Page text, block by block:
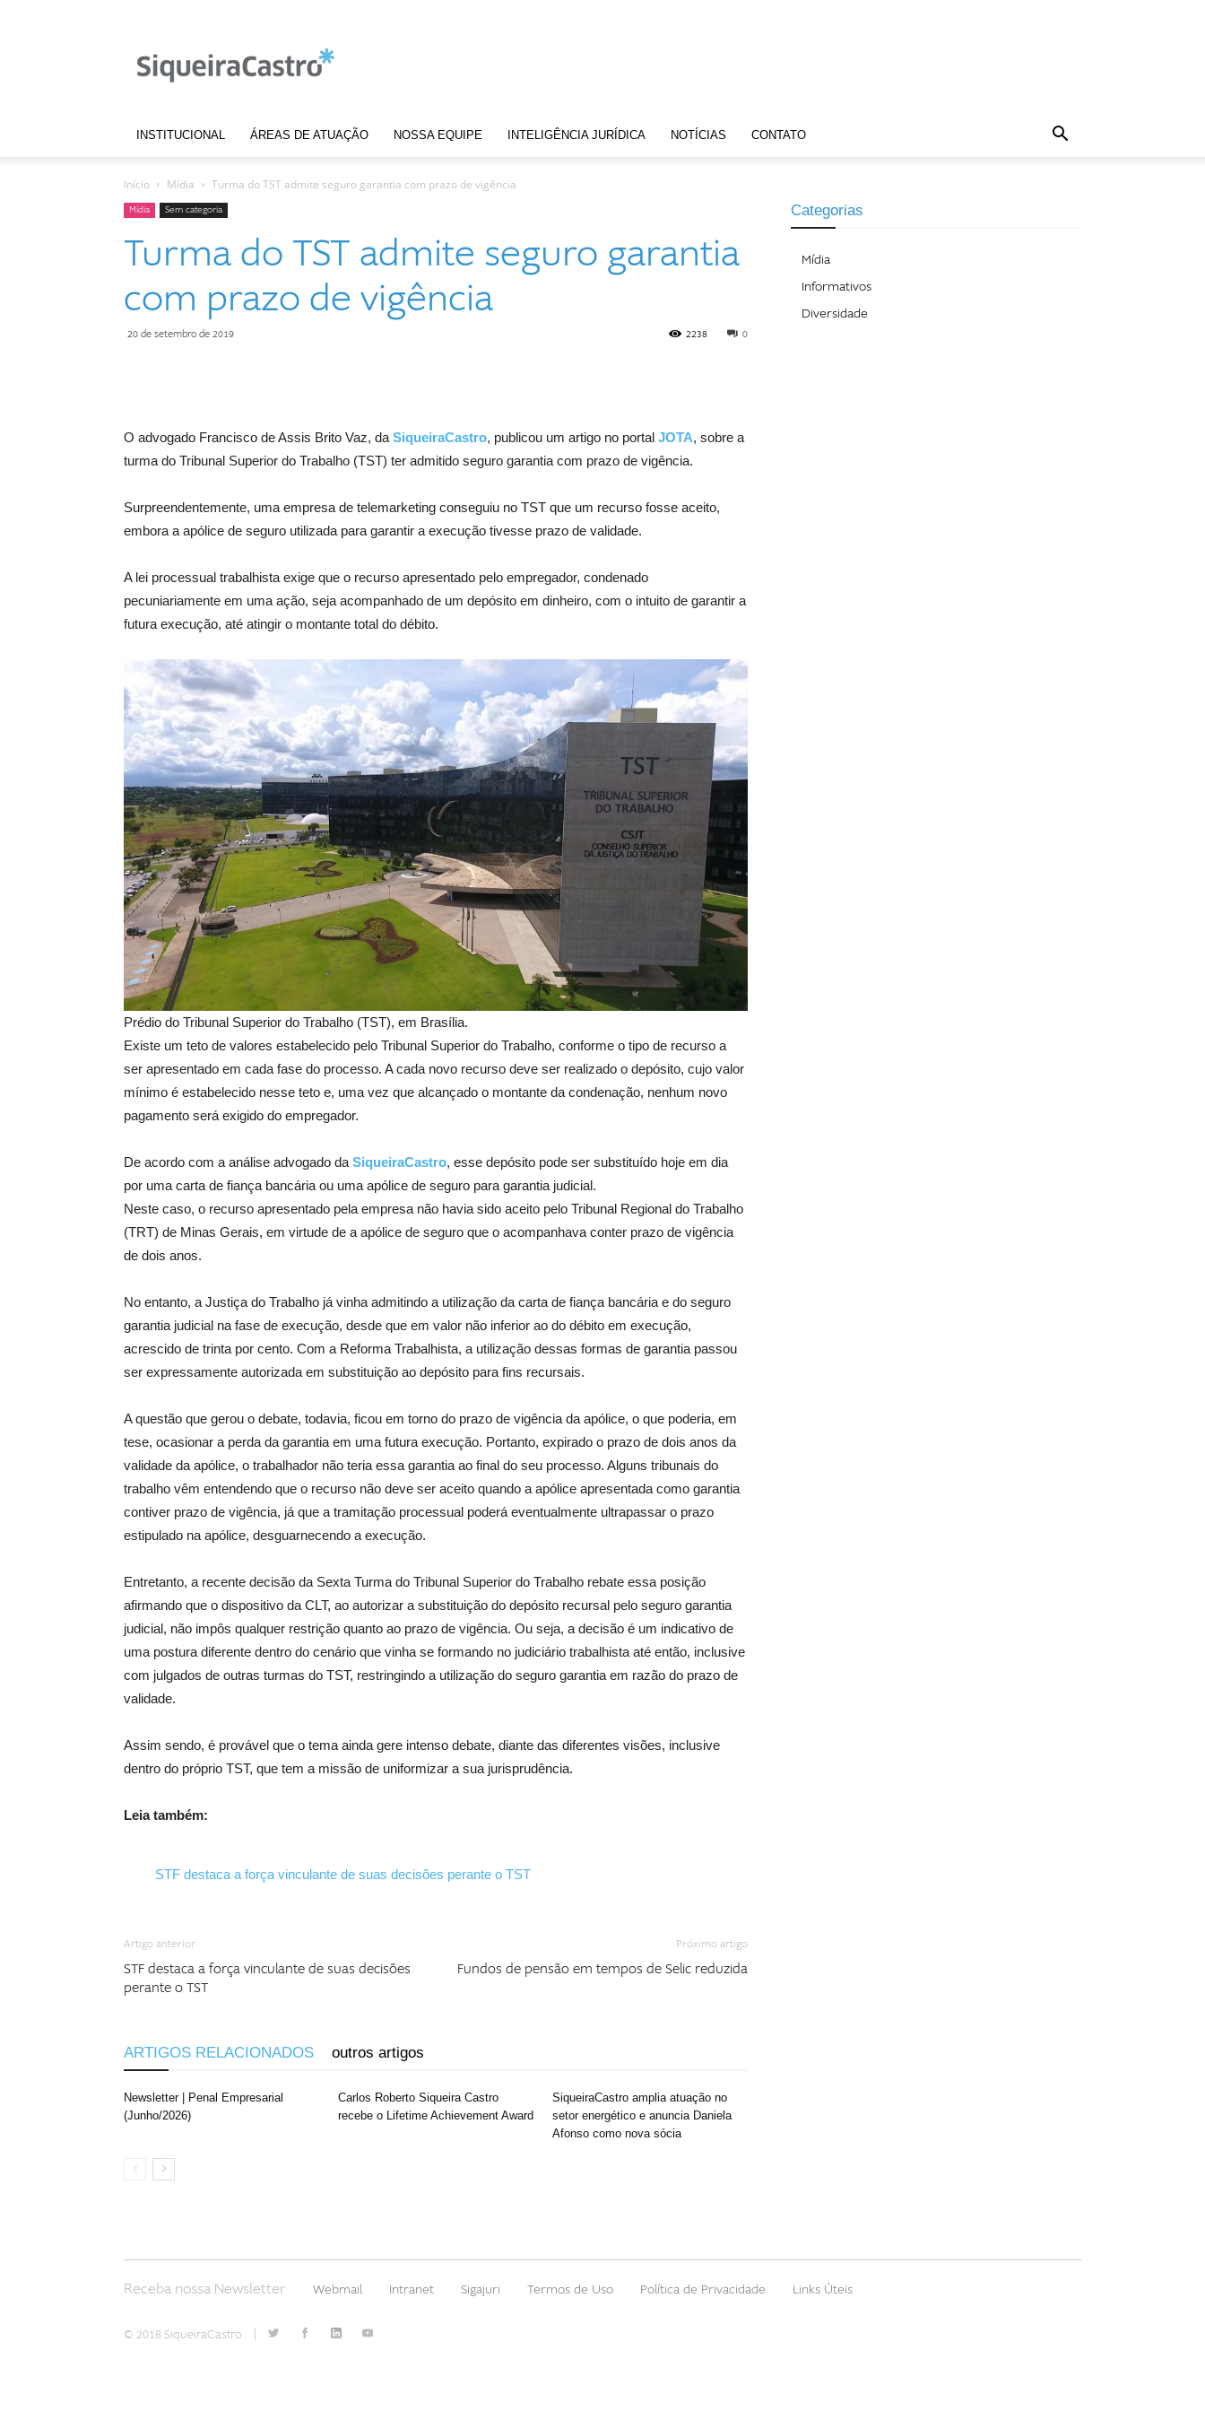
Siqueira
INSTITUCIONAL ÁREAS DE ATUAÇÃO NOSSA EQUIPE INTELIGÊNCIA JURÍDICA NOTÍCIAS CONTATO
Início Mídia Turma do TST admite seguro garantia com prazo de vigência
Mídia Sem categoria
Turma do TST admite seguro garantia
com prazo de vigência
20 de setembro de 2019 0
2238
O advogado Francisco de Assis Brito Vaz, da SiqueiraCastro, publicou um artigo no portal JOTA, sobre a
turma do Tribunal Superior do Trabalho (TST) ter admitido seguro garantia com prazo de vigência.
Surpreendentemente, uma empresa de telemarketing conseguiu no TST que um recurso fosse aceito,
embora a apólice de seguro utilizada para garantir a execução tivesse prazo de validade.
A lei processual trabalhista exige que o recurso apresentado pelo empregador, condenado
pecuniariamente em uma ação, seja acompanhado de um depósito em dinheiro, com o intuito de garantir a
futura execução, até atingir o montante total do débito.
Prédio do Tribunal Superior do Trabalho (TST), em Brasília.
Existe um teto de valores estabelecido pelo Tribunal Superior do Trabalho, conforme o tipo de recurso a
ser apresentado em cada fase do processo. A cada novo recurso deve ser realizado o depósito, cujo valor
mínimo é estabelecido nesse teto e, uma vez que alcançado o montante da condenação, nenhum novo
pagamento será exigido do empregador.
De acordo com a análise advogado da SiqueiraCastro, esse depósito pode ser substituído hoje em dia
por uma carta de fiança bancária ou uma apólice de seguro para garantia judicial.
Neste caso, o recurso apresentado pela empresa não havia sido aceito pelo Tribunal Regional do Trabalho
(TRT) de Minas Gerais, em virtude de a apólice de seguro que o acompanhava conter prazo de vigência
de dois anos.
No entanto, a Justiça do Trabalho já vinha admitindo a utilização da carta de fiança bancária e do seguro
garantia judicial na fase de execução, desde que em valor não inferior ao do débito em execução,
acrescido de trinta por cento. Com a Reforma Trabalhista, a utilização dessas formas de garantia passou
ser expressamente autorizada em substituição ao depósito para fins recursais.
A questão que gerou o debate, todavia, ficou em torno do prazo de vigência da apólice, o que poderia, em
tese, ocasionar a perda da garantia em uma futura execução. Portanto, expirado o prazo de dois anos da
validade da apólice, o trabalhador não teria essa garantia ao final do seu processo. Alguns tribunais do
trabalho vêm entendendo que o recurso não deve ser aceito quando a apólice apresentada como garantia
contiver prazo de vigência, já que a tramitação processual poderá eventualmente ultrapassar o prazo
estipulado na apólice, desguarnecendo a execução.
Entretanto, a recente decisão da Sexta Turma do Tribunal Superior do Trabalho rebate essa posição
afirmando que o dispositivo da CLT, ao autorizar a substituição do depósito recursal pelo seguro garantia
judicial, não impôs qualquer restrição quanto ao prazo de vigência. Ou seja, a decisão é um indicativo de
uma postura diferente dentro do cenário que vinha se formando no judiciário trabalhista até então, inclusive
com julgados de outras turmas do TST, restringindo a utilização do seguro garantia em razão do prazo de
validade.
Assim sendo, é provável que o tema ainda gere intenso debate, diante das diferentes visões, inclusive
dentro do próprio TST, que tem a missão de uniformizar a sua jurisprudência.
Leia também:
STF destaca a força vinculante de suas decisões perante o TST
Artigo anterior
STF destaca a força vinculante de suas decisões
perante o TST
Próximo artigo
Fundos de pensão em tempos de Selic reduzida
ARTIGOS RELACIONADOS outros artigos
Newsletter | Penal Empresarial
(Junho/2026)
Carlos Roberto Siqueira Castro
recebe o Lifetime Achievement Award
SiqueiraCastro amplia atuação no
setor energético e anuncia Daniela
Afonso como nova sócia
Categorias
Mídia
Informativos
Diversidade
Receba nossa Newsletter Webmail Intranet Sigajuri Termos de Uso Política de Privacidade Links Úteis
© 2018 SiqueiraCastro